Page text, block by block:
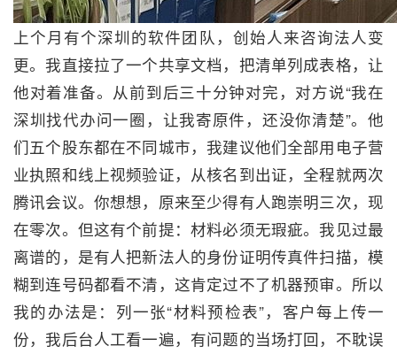
上个月有个深圳的软件团队，创始人来咨询法人变
更。我直接拉了一个共享文档，把清单列成表格，让
他对着准备。从前到后三十分钟对完，对方说“我在
深圳找代办问一圈，让我寄原件，还没你清楚”。他
们五个股东都在不同城市，我建议他们全部用电子营
业执照和线上视频验证，从核名到出证，全程就两次
腾讯会议。你想想，原来至少得有人跑崇明三次，现
在零次。但这有个前提：材料必须无瑕疵。我见过最
离谱的，是有人把新法人的身份证明传真件扫描，模
糊到连号码都看不清，这肯定过不了机器预审。所以
我的办法是：列一张“材料预检表”，客户每上传一
份，我后台人工看一遍，有问题的当场打回，不耽误